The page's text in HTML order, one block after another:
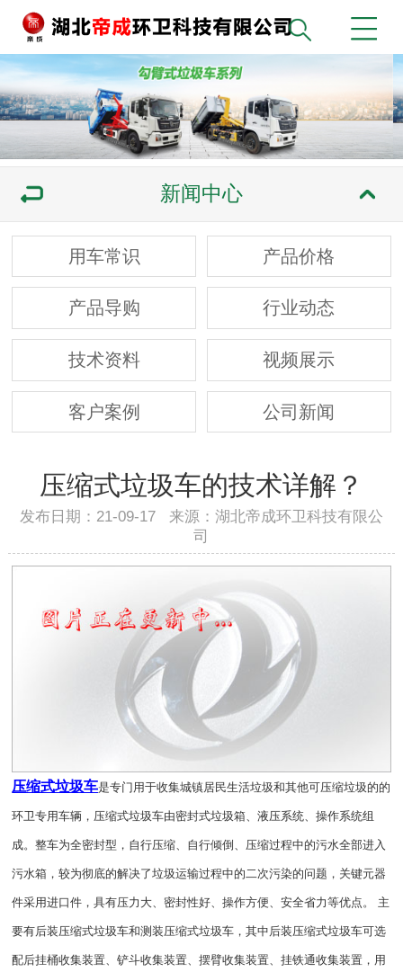
新闻中心
用车常识 产品价格
产品导购 行业动态
技术资料 视频展示
客户案例 公司新闻
压缩式垃圾车的技术详解？
发布日期：21-09-17 来源：湖北帝成环卫科技有限公
司
压缩式垃圾车是专门用于收集城镇居民生活垃圾和其他可压缩垃圾的的
环卫专用车辆，压缩式垃圾车由密封式垃圾箱、液压系统、操作系统组
成。整车为全密封型，自行压缩、自行倾倒、压缩过程中的污水全部进入
污水箱，较为彻底的解决了垃圾运输过程中的二次污染的问题，关键元器
件采用进口件，具有压力大、密封性好、操作方便、安全省力等优点。 主
要有后装压缩式垃圾车和测装压缩式垃圾车，其中后装压缩式垃圾车可选
配后挂桶收集装置、铲斗收集装置、摆臂收集装置、挂铁通收集装置，用